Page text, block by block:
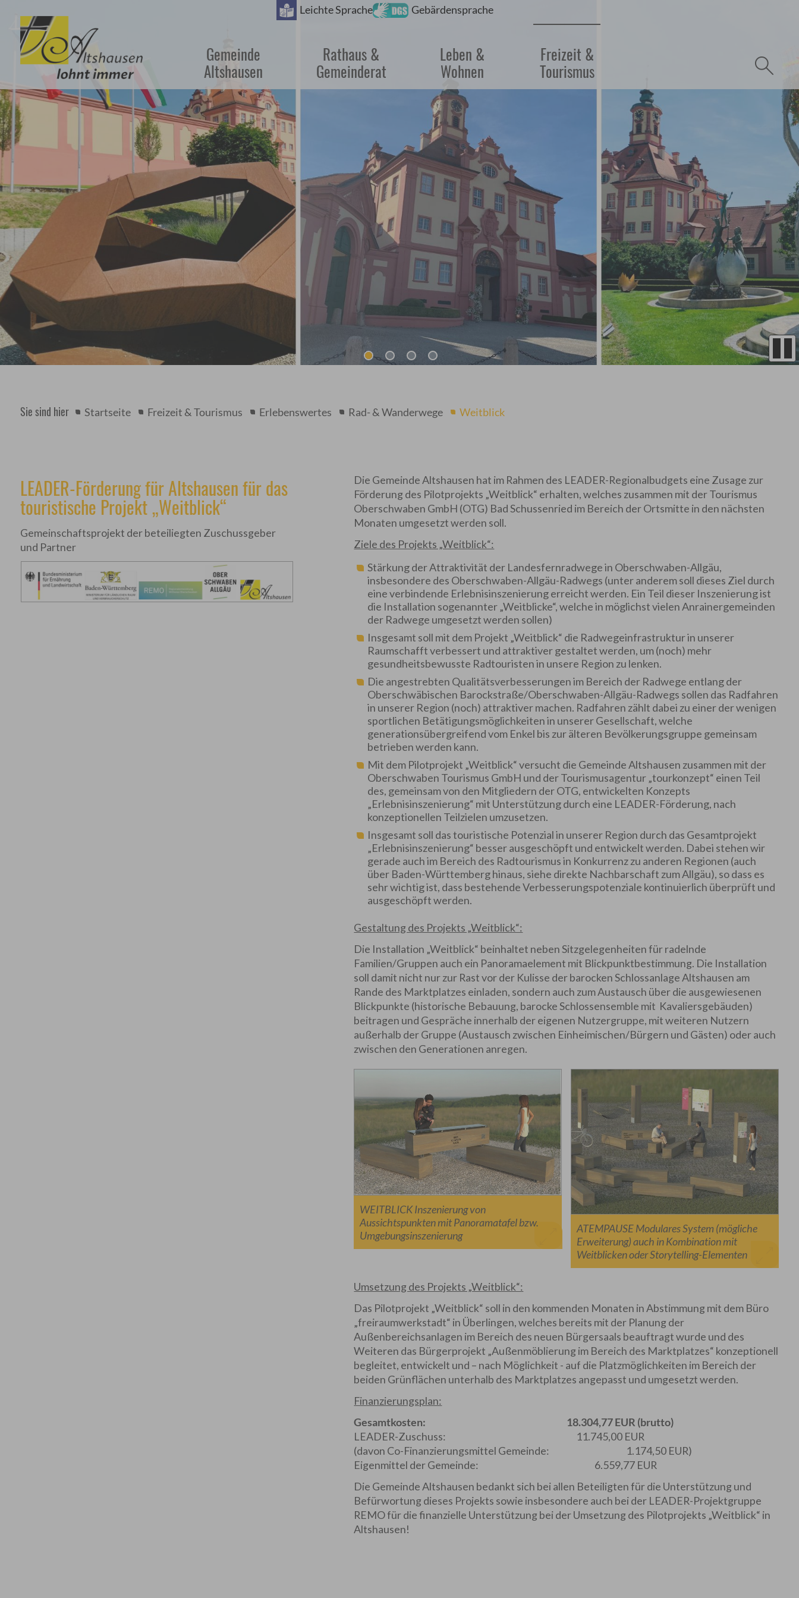
Gemeinde
Altshausen
Rathaus &
Gemeinderat
Leben &
Wohnen
Freizeit &
Tourismus
Barrierefreiheit
Leichte Sprache Gebärdensprache
Sie sind hier Startseite Freizeit & Tourismus Erlebenswertes Rad- & Wanderwege Weitblick
LEADER-Förderung für Altshausen für das
touristische Projekt „Weitblick“
Gemeinschaftsprojekt der beteiliegten Zuschussgeber
und Partner
Die Gemeinde Altshausen hat im Rahmen des LEADER-Regionalbudgets eine Zusage zur
Förderung des Pilotprojekts „Weitblick“ erhalten, welches zusammen mit der Tourismus
Oberschwaben GmbH (OTG) Bad Schussenried im Bereich der Ortsmitte in den nächsten
Monaten umgesetzt werden soll.
Ziele des Projekts „Weitblick“:
Stärkung der Attraktivität der Landesfernradwege in Oberschwaben-Allgäu,
insbesondere des Oberschwaben-Allgäu-Radwegs (unter anderem soll dieses Ziel durch
eine verbindende Erlebnisinszenierung erreicht werden. Ein Teil dieser Inszenierung ist
die Installation sogenannter „Weitblicke“, welche in möglichst vielen Anrainergemeinden
der Radwege umgesetzt werden sollen)
Insgesamt soll mit dem Projekt „Weitblick“ die Radwegeinfrastruktur in unserer
Raumschafft verbessert und attraktiver gestaltet werden, um (noch) mehr
gesundheitsbewusste Radtouristen in unsere Region zu lenken.
Die angestrebten Qualitätsverbesserungen im Bereich der Radwege entlang der
Oberschwäbischen Barockstraße/Oberschwaben-Allgäu-Radwegs sollen das Radfahren
in unserer Region (noch) attraktiver machen. Radfahren zählt dabei zu einer der wenigen
sportlichen Betätigungsmöglichkeiten in unserer Gesellschaft, welche
generationsübergreifend vom Enkel bis zur älteren Bevölkerungsgruppe gemeinsam
betrieben werden kann.
Mit dem Pilotprojekt „Weitblick“ versucht die Gemeinde Altshausen zusammen mit der
Oberschwaben Tourismus GmbH und der Tourismusagentur „tourkonzept“ einen Teil
des, gemeinsam von den Mitgliedern der OTG, entwickelten Konzepts
„Erlebnisinszenierung“ mit Unterstützung durch eine LEADER-Förderung, nach
konzeptionellen Teilzielen umzusetzen.
Insgesamt soll das touristische Potenzial in unserer Region durch das Gesamtprojekt
„Erlebnisinszenierung“ besser ausgeschöpft und entwickelt werden. Dabei stehen wir
gerade auch im Bereich des Radtourismus in Konkurrenz zu anderen Regionen (auch
über Baden-Württemberg hinaus, siehe direkte Nachbarschaft zum Allgäu), so dass es
sehr wichtig ist, dass bestehende Verbesserungspotenziale kontinuierlich überprüft und
ausgeschöpft werden.
Gestaltung des Projekts „Weitblick“:
Die Installation „Weitblick“ beinhaltet neben Sitzgelegenheiten für radelnde
Familien/Gruppen auch ein Panoramaelement mit Blickpunktbestimmung. Die Installation
soll damit nicht nur zur Rast vor der Kulisse der barocken Schlossanlage Altshausen am
Rande des Marktplatzes einladen, sondern auch zum Austausch über die ausgewiesenen
Blickpunkte (historische Bebauung, barocke Schlossensemble mit Kavaliersgebäuden)
beitragen und Gespräche innerhalb der eigenen Nutzergruppe, mit weiteren Nutzern
außerhalb der Gruppe (Austausch zwischen Einheimischen/Bürgern und Gästen) oder auch
zwischen den Generationen anregen.
WEITBLICK Inszenierung von
Aussichtspunkten mit Panoramatafel bzw.
Umgebungsinszenierung
ATEMPAUSE Modulares System (mögliche
Erweiterung) auch in Kombination mit
Weitblicken oder Storytelling-Elementen
Umsetzung des Projekts „Weitblick“:
Das Pilotprojekt „Weitblick“ soll in den kommenden Monaten in Abstimmung mit dem Büro
„freiraumwerkstadt“ in Überlingen, welches bereits mit der Planung der
Außenbereichsanlagen im Bereich des neuen Bürgersaals beauftragt wurde und des
Weiteren das Bürgerprojekt „Außenmöblierung im Bereich des Marktplatzes“ konzeptionell
begleitet, entwickelt und – nach Möglichkeit - auf die Platzmöglichkeiten im Bereich der
beiden Grünflächen unterhalb des Marktplatzes angepasst und umgesetzt werden.
Finanzierungsplan:
Gesamtkosten: 18.304,77 EUR (brutto)
LEADER-Zuschuss: 11.745,00 EUR
(davon Co-Finanzierungsmittel Gemeinde: 1.174,50 EUR)
Eigenmittel der Gemeinde: 6.559,77 EUR
Die Gemeinde Altshausen bedankt sich bei allen Beteiligten für die Unterstützung und
Befürwortung dieses Projekts sowie insbesondere auch bei der LEADER-Projektgruppe
REMO für die finanzielle Unterstützung bei der Umsetzung des Pilotprojekts „Weitblick“ in
Altshausen!